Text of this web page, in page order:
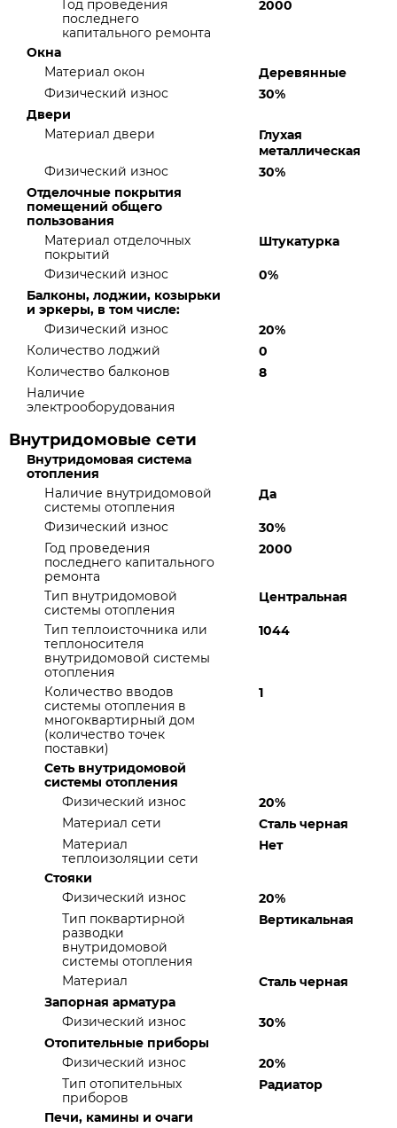
Год проведения
последнего
капитального ремонта
2000
Окна
Материал окон
Деревянные
Физический износ
30%
Двери
Материал двери
Глухая
металлическая
Физический износ
30%
Отделочные покрытия
помещений общего
пользования
Материал отделочных
покрытий
Штукатурка
Физический износ
0%
Балконы, лоджии, козырьки
и эркеры, в том числе:
Физический износ
20%
Количество лоджий
0
Количество балконов
8
Наличие
электрооборудования
Внутридомовые сети
Внутридомовая система
отопления
Наличие внутридомовой
системы отопления
Да
Физический износ
30%
Год проведения
последнего капитального
ремонта
2000
Тип внутридомовой
системы отопления
Центральная
Тип теплоисточника или
теплоносителя
внутридомовой системы
отопления
1044
Количество вводов
системы отопления в
многоквартирный дом
(количество точек
поставки)
1
Сеть внутридомовой
системы отопления
Физический износ
20%
Материал сети
Сталь черная
Материал
теплоизоляции сети
Нет
Стояки
Физический износ
20%
Тип поквартирной
разводки
внутридомовой
системы отопления
Вертикальная
Материал
Сталь черная
Запорная арматура
Физический износ
30%
Отопительные приборы
Физический износ
20%
Тип отопительных
приборов
Радиатор
Печи, камины и очаги